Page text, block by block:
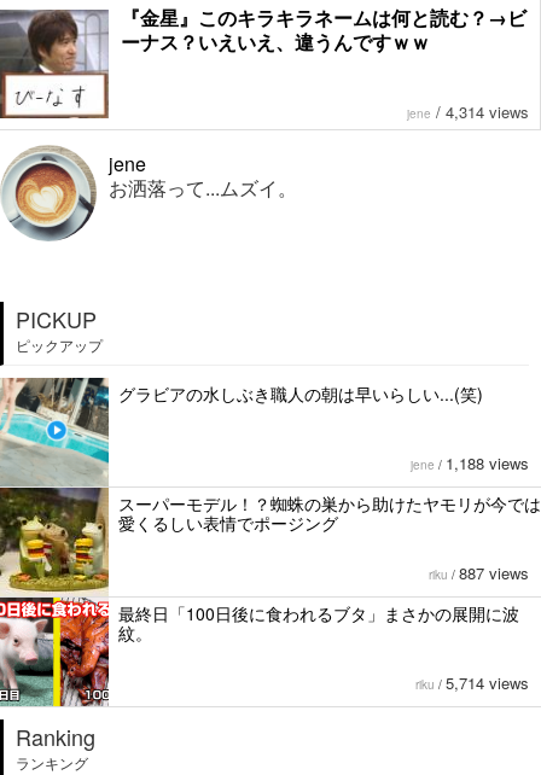
『金星』このキラキラネームは何と読む？→ビ
ーナス？いえいえ、違うんですｗｗ
jene / 4,314 views
jene
お洒落って...ムズイ。
PICKUP
ピックアップ
グラビアの水しぶき職人の朝は早いらしい...(笑)
jene / 1,188 views
スーパーモデル！？蜘蛛の巣から助けたヤモリが今では
愛くるしい表情でポージング
riku / 887 views
最終日「100日後に食われるブタ」まさかの展開に波
紋。
riku / 5,714 views
Ranking
ランキング